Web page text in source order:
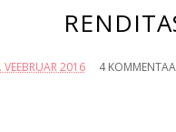
2016 4